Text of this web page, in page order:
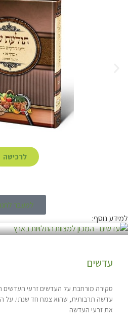
לרכישה
למעבר
למידע נוסף:
עדשים
סקירה מורחבת על העדשים זרעי העדשים
עדשה תרבותית, שהוא צמח חד שנתי. על
את זרעי העדשה